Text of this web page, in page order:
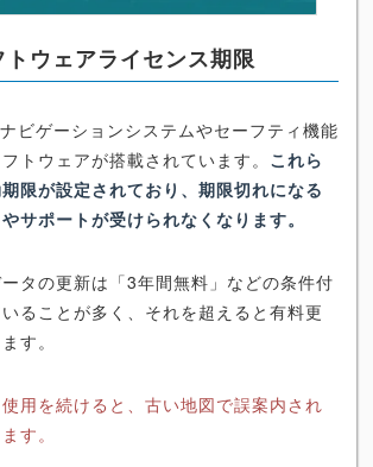
ウェアライセンス期限
ビゲーションシステムやセーフティ機能
トウェアが搭載されています。 これら
限が設定されており、期限切れになる
サポートが受けられなくなります。
タの更新は「3年間無料」などの条件付
ることが多く、それを超えると有料更
す。
用を続けると、古い地図で誤案内され
す。